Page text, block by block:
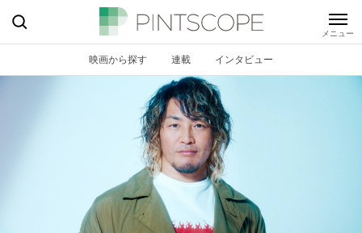
映画から探す 連載 インタビュー